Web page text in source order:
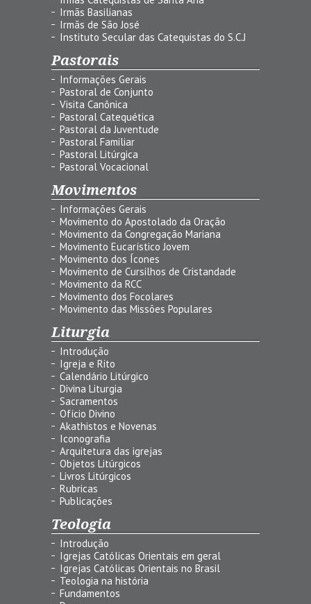
Irmãs Basilianas
Irmãs de São José
Instituto Secular das Catequistas do S.C.J
Pastorais
Informações Gerais
Pastoral de Conjunto
Visita Canônica
Pastoral Catequética
Pastoral da Juventude
Pastoral Familiar
Pastoral Litúrgica
Pastoral Vocacional
Movimentos
Informações Gerais
Movimento do Apostolado da Oração
Movimento da Congregação Mariana
Movimento Eucarístico Jovem
Movimento dos Ícones
Movimento de Cursilhos de Cristandade
Movimento da RCC
Movimento dos Focolares
Movimento das Missões Populares
Liturgia
Introdução
Igreja e Rito
Calendário Litúrgico
Divina Liturgia
Sacramentos
Ofício Divino
Akathistos e Novenas
Iconografia
Arquitetura das igrejas
Objetos Litúrgicos
Livros Litúrgicos
Rubricas
Publicações
Teologia
Introdução
Igrejas Católicas Orientais em geral
Igrejas Católicas Orientais no Brasil
Teologia na história
Fundamentos